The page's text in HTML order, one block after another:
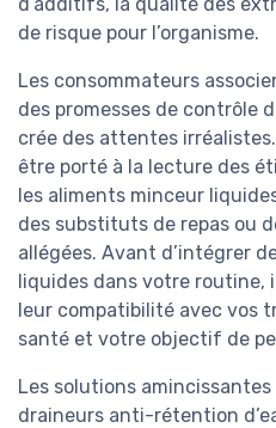
de risque pour l’organisme.
Les consommateurs
des promesses de contrôle
crée des attentes
être porté à la lecture des
les aliments minceur
des substituts de repas ou
allégées. Avant d’intégrer
liquides dans votre routine,
leur compatibilité avec vos
santé et votre objectif de
Les solutions
draineurs anti-rétention